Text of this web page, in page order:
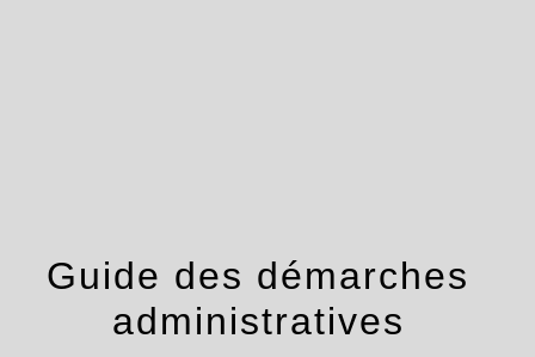
Guide des démarches
administratives